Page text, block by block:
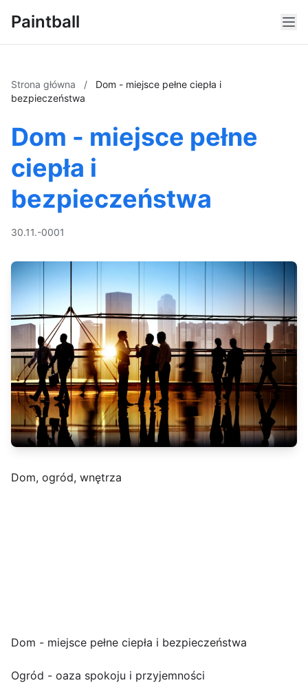
Paintball
Strona główna /
Dom - miejsce pełne ciepła i
bezpieczeństwa
Dom - miejsce pełne
ciepła i
bezpieczeństwa
30.11.-0001
Dom, ogród, wnętrza
Dom - miejsce pełne ciepła i bezpieczeństwa
Ogród - oaza spokoju i przyjemności